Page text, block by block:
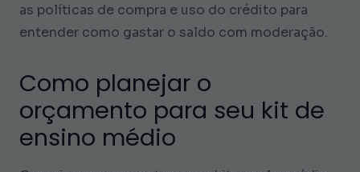
as políticas de compra e uso do crédito para
entender como gastar o saldo com moderação.
Como planejar o
orçamento para seu kit de
ensino médio